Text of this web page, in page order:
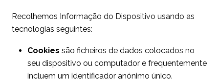
Recolhemos Informação do Dispositivo usando as
tecnologias seguintes:
Cookies são ficheiros de dados colocados no
seu dispositivo ou computador e frequentemente
incluem um identificador anónimo único.